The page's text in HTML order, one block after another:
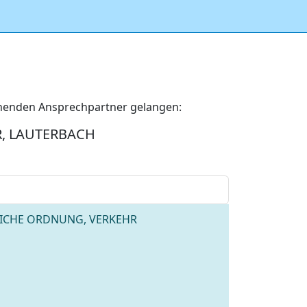
Ansprechpartner gelangen:
LAUTERBACH
ORDNUNG, VERKEHR